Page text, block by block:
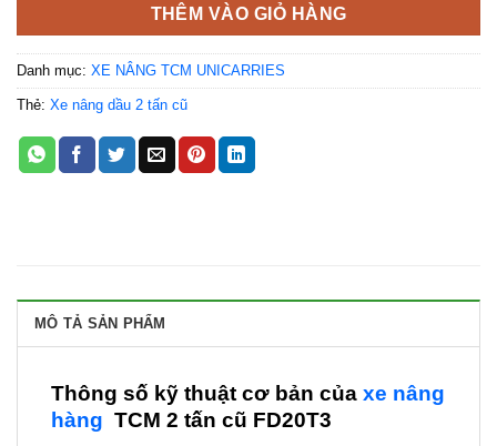
THÊM VÀO GIỎ HÀNG
Danh mục: XE NÂNG TCM UNICARRIES
Thẻ: Xe nâng dầu 2 tấn cũ
MÔ TẢ SẢN PHẨM
Thông số kỹ thuật cơ bản của xe nâng
hàng TCM 2 tấn cũ FD20T3